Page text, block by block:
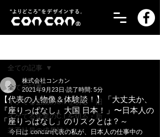
全ての記事
イケてる企業のC.I.を切る・旧
イケてる企業のC.I.を切る・新
若手社員の成長記！
全ての記事
【代表の人物像＆体験談！】「大丈夫か、
『座りっぱなし』大国 日本！」〜日本人の
「座りっぱなし」のリスクとは？～
株式会社コンカン
2021年9月23日 読了時間: 5分
今日は concan代表の私が、日本人の仕事中の